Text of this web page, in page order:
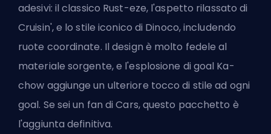
adesivi: il classico Rust-eze, l'aspetto rilassato di
Cruisin', e lo stile iconico di Dinoco, includendo
ruote coordinate. Il design è molto fedele al
materiale sorgente, e l'esplosione di goal Ka-
chow aggiunge un ulteriore tocco di stile ad ogni
goal. Se sei un fan di Cars, questo pacchetto è
l'aggiunta definitiva.